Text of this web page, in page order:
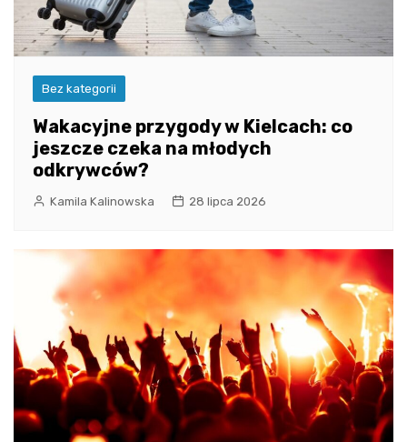
Bez kategorii
Wakacyjne przygody w Kielcach: co
jeszcze czeka na młodych
odkrywców?
Kamila Kalinowska 28 lipca 2026